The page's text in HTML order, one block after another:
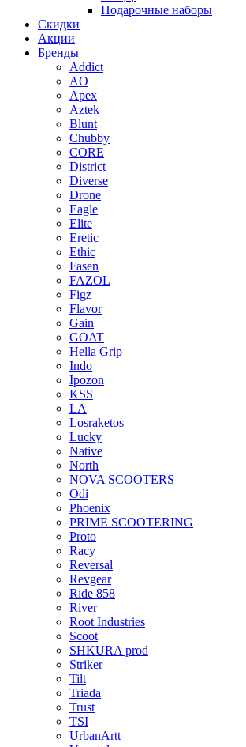
Подарочные наборы
Скидки
Акции
Бренды
Addict
AO
Apex
Aztek
Blunt
Chubby
CORE
District
Diverse
Drone
Eagle
Elite
Eretic
Ethic
Fasen
FAZOL
Figz
Flavor
Gain
GOAT
Hella Grip
Indo
Ipozon
KSS
LA
Losraketos
Lucky
Native
North
NOVA SCOOTERS
Odi
Phoenix
PRIME SCOOTERING
Proto
Racy
Reversal
Revgear
Ride 858
River
Root Industries
Scoot
SHKURA рrоd
Striker
Tilt
Triada
Trust
TSI
UrbanArtt